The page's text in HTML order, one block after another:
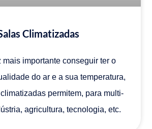
Climatizadas
mais importante conseguir ter o
do ar e a sua temperatura,
permitem, para multi-
agricultura, tecnologia, etc.